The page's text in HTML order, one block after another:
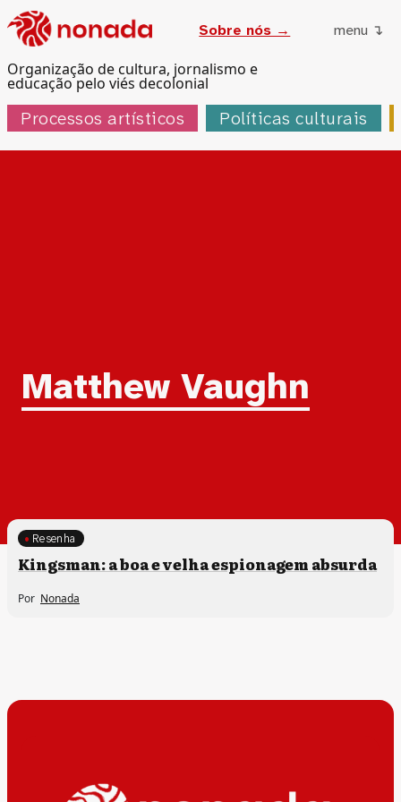
Organização de cultura, jornalismo e
educação pelo viés decolonial
Sobre nós → menu ↴
Processos artísticos Políticas culturais
Tag:
Matthew Vaughn
Resenha
Kingsman: a boa e velha espionagem absurda
Por Nonada